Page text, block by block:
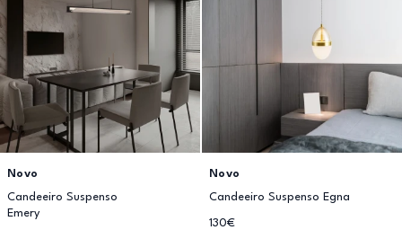
Novo
Candeeiro Suspenso
Emery
Novo
Candeeiro Suspenso Egna
130€